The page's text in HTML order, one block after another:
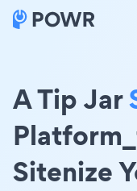
A Tip Jar
Sitenize